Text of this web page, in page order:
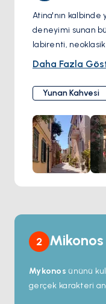
Atina'nın kalbinde
deneyimi sunan
labirenti,
pitoresk Plaka
kahvesinin
harmanlandığı
oturma alanı,
manzaralarını
özellikle
geleneksel Yunan
Yunanistan'ın
çıkarırken
Daha Fazla
Yunan Kahvesi
2 Mikonos
Mykonos ününü
gerçek karakteri